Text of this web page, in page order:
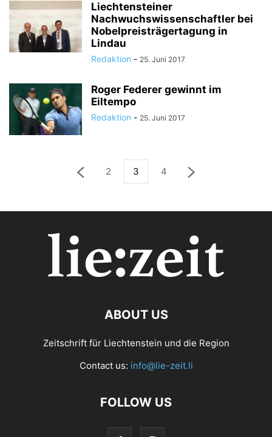
Liechtensteiner
Nachwuchswissenschaftler bei
Nobelpreisträgertagung in
Lindau
Redaktion - 25. Juni 2017
Roger Federer gewinnt im
Eiltempo
Redaktion - 25. Juni 2017
2 3 4
ABOUT US
Zeitschrift für Liechtenstein und die Region
Contact us: info@lie-zeit.li
FOLLOW US